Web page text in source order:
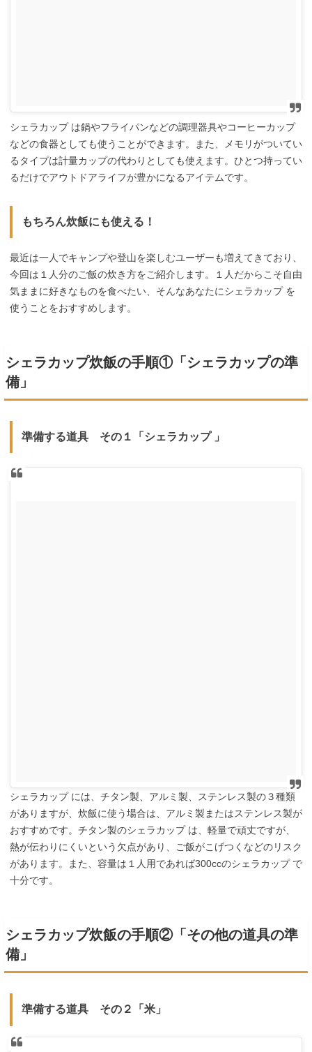
シェラカップ は鍋やフライパンなどの調理器具やコーヒーカップ
などの食器としても使うことができます。また、メモリがついてい
るタイプは計量カップの代わりとしても使えます。ひとつ持ってい
るだけでアウトドアライフが豊かになるアイテムです。
もちろん炊飯にも使える！
最近は一人でキャンプや登山を楽しむユーザーも増えてきており、
今回は１人分のご飯の炊き方をご紹介します。１人だからこそ自由
気ままに好きなものを食べたい、そんなあなたにシェラカップ を
使うことをおすすめします。
シェラカップ炊飯の手順①「シェラカップの準
備」
準備する道具 その１「シェラカップ 」
シェラカップ には、チタン製、アルミ製、ステンレス製の３種類
がありますが、炊飯に使う場合は、アルミ製またはステンレス製が
おすすめです。チタン製のシェラカップ は、軽量で頑丈ですが、
熱が伝わりにくいという欠点があり、ご飯がこげつくなどのリスク
があります。また、容量は１人用であれば300ccのシェラカップ で
十分です。
シェラカップ炊飯の手順②「その他の道具の準
備」
準備する道具 その２「米」